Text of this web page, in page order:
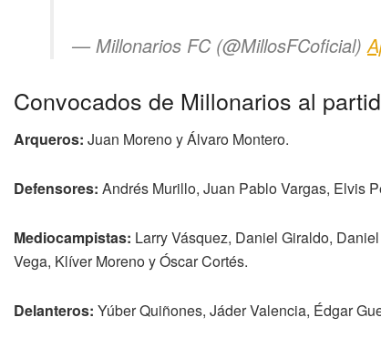
— Millonarios FC (@MillosFCoficial)
Convocados de Millonarios al
Arqueros: Juan Moreno y Álvaro Montero.
Defensores: Andrés Murillo, Juan Pablo Vargas, Elvis
Mediocampistas: Larry Vásquez, Daniel Giraldo,
Vega, Klíver Moreno y Óscar Cortés.
Delanteros: Yúber Quiñones, Jáder Valencia, Édgar